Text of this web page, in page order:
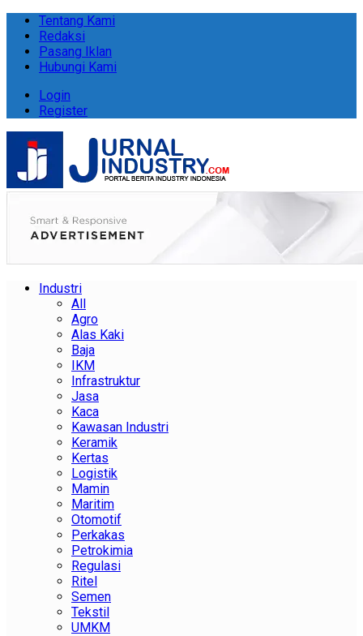
Tentang Kami
Redaksi
Pasang Iklan
Hubungi Kami
Login
Register
Industri
All
Agro
Alas Kaki
Baja
IKM
Infrastruktur
Jasa
Kaca
Kawasan Industri
Keramik
Kertas
Logistik
Mamin
Maritim
Otomotif
Perkakas
Petrokimia
Regulasi
Ritel
Semen
Tekstil
UMKM